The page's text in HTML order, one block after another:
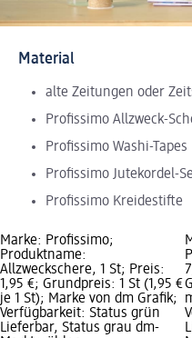
Material
alte Zeitungen oder
Profissimo Allzweck-
Profissimo Washi-Tapes
Profissimo Jutekordel-
Profissimo Kreidestifte
Marke: Profissimo;
Produktname:
Allzweckschere, 1 St; Preis:
1,95 €; Grundpreis: 1 St (1,95 €
je 1 St); Marke von dm Grafik;
Verfügbarkeit: Status grün
Lieferbar, Status grau dm-